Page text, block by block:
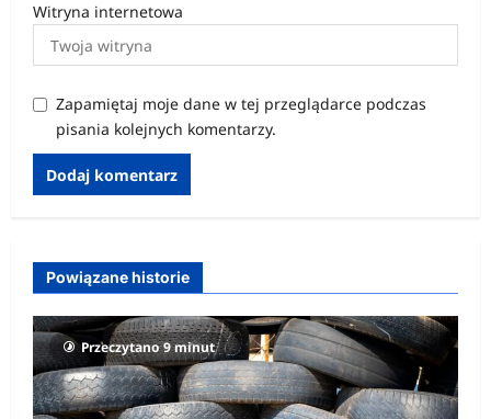
Witryna internetowa
Zapamiętaj moje dane w tej przeglądarce podczas
pisania kolejnych komentarzy.
Powiązane historie
Przeczytano 9 minut